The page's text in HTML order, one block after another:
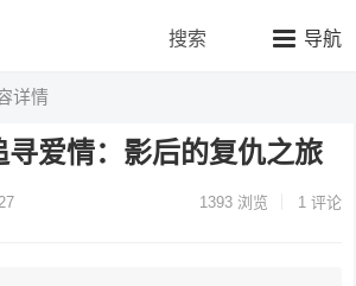
导航
搜索
详情
寻爱情：影后的复仇之旅
1393浏览 1 评论